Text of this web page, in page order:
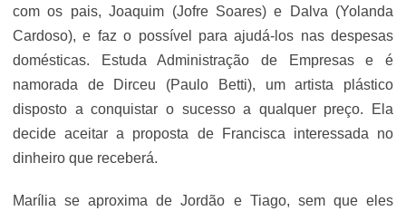
com os pais, Joaquim (Jofre Soares) e Dalva (Yolanda
Cardoso), e faz o possível para ajudá-los nas despesas
domésticas. Estuda Administração de Empresas e é
namorada de Dirceu (Paulo Betti), um artista plástico
disposto a conquistar o sucesso a qualquer preço. Ela
decide aceitar a proposta de Francisca interessada no
dinheiro que receberá.
Marília se aproxima de Jordão e Tiago, sem que eles